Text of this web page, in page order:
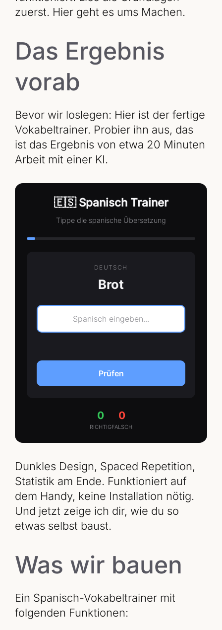
zuerst. Hier geht es ums Machen.
Das Ergebnis
vorab
Bevor wir loslegen: Hier ist der fertige
Vokabeltrainer. Probier ihn aus, das
ist das Ergebnis von etwa 20 Minuten
Arbeit mit einer KI.
🇪🇸 Spanisch Trainer
Tippe die spanische Übersetzung
DEUTSCH
Brot
Prüfen
0
RICHTIG
0
FALSCH
Dunkles Design, Spaced Repetition,
Statistik am Ende. Funktioniert auf
dem Handy, keine Installation nötig.
Und jetzt zeige ich dir, wie du so
etwas selbst baust.
Was wir bauen
Ein Spanisch-Vokabeltrainer mit
folgenden Funktionen: